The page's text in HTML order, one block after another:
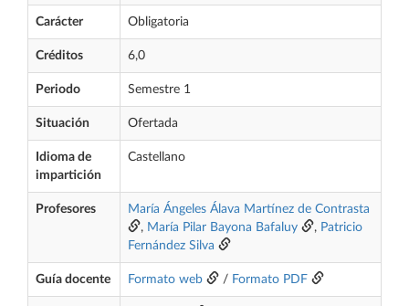
Carácter Obligatoria
Créditos 6,0
Periodo Semestre 1
Situación Ofertada
Idioma de
impartición
Castellano
Profesores
María Ángeles Álava Martínez de Contrasta
, María Pilar Bayona Bafaluy , Patricio
Fernández Silva
Guía docente Formato web / Formato PDF